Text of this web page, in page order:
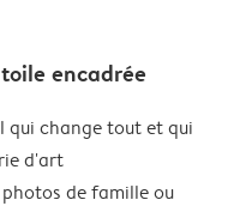
pour votre
de cœur assuré.
les à des
aussi les combiner
tirages pour
accrocher des
simple… et aussi
encadrée
qui change tout et qui
d'art
de famille ou